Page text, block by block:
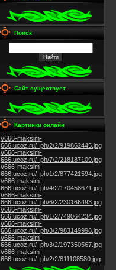
Поиск
Сайт существует
Картинки онлайн
//666-maksim-
666.ucoz.ru/_ph/2/2/919862445.jpg
//666-maksim-
666.ucoz.ru/_ph/7/2/218187109.jpg
//666-maksim-
666.ucoz.ru/_ph/1/2/877421594.jpg
//666-maksim-
666.ucoz.ru/_ph/4/2/170458671.jpg
//666-maksim-
666.ucoz.ru/_ph/6/2/230166493.jpg
//666-maksim-
666.ucoz.ru/_ph/1/2/749064234.jpg
//666-maksim-
666.ucoz.ru/_ph/3/2/983149998.jpg
//666-maksim-
666.ucoz.ru/_ph/3/2/197350567.jpg
//666-maksim-
666.ucoz.ru/_ph/2/2/811108580.jpg